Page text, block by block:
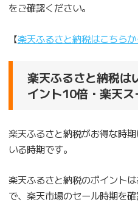
をご確認ください。
【楽天ふるさと納税はこちらか
楽天ふるさと納税
イント10倍・楽天
楽天ふるさと納税がお得な時
いる時期です。
楽天ふるさと納税のポイント
で、楽天市場のセール時期を確